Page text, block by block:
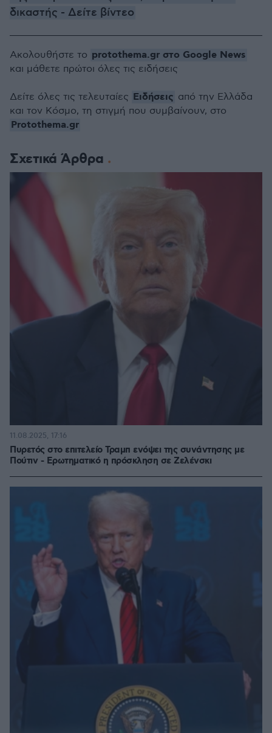
δικαστής - Δείτε βίντεο
Σχετικά Άρθρα
Πυρετός στο επιτελείο Τραμπ ενόψει της συνάντησης με
Πούτιν - Ερωτηματικό η πρόσκληση σε Ζελένσκι
11.08.2025, 17:16
Ακολουθήστε το protothema.gr στο Google News
και μάθετε πρώτοι όλες τις ειδήσεις
Δείτε όλες τις τελευταίες Ειδήσεις από την Ελλάδα
και τον Κόσμο, τη στιγμή που συμβαίνουν, στο
Protothema.gr